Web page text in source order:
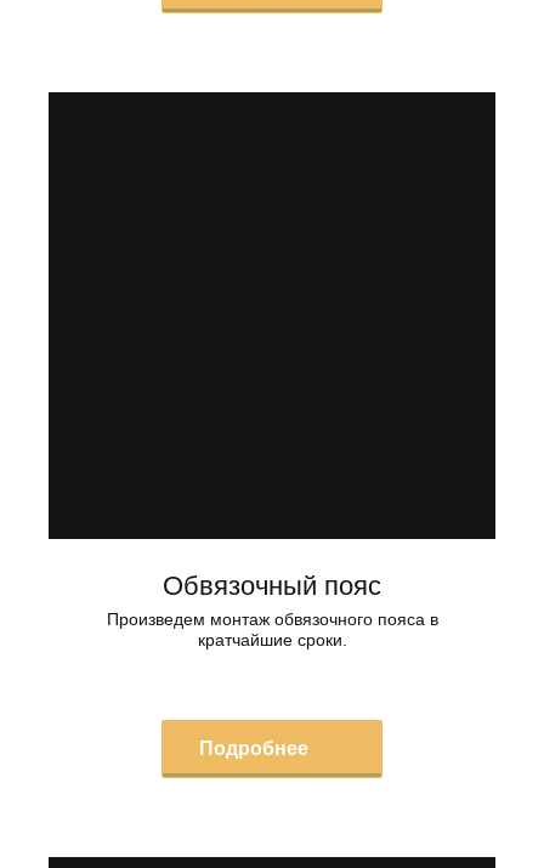
Обвязочный пояс
Произведем монтаж обвязочного пояса в
кратчайшие сроки.
Подробнее